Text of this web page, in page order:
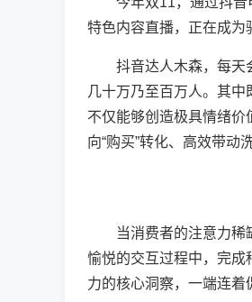
特色内容直播，正在成
抖音达人木森，每天会
几十万乃至百万人。其
不仅能够创造极具情绪价
向“购买”转化、高效带动
当消费者的注意力稀缺
愉悦的交互过程中，完成
力的核心洞察，一端连着